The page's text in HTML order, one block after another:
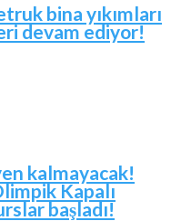
bina yıkımları
devam ediyor!
kalmayacak!
Kapalı
başladı!